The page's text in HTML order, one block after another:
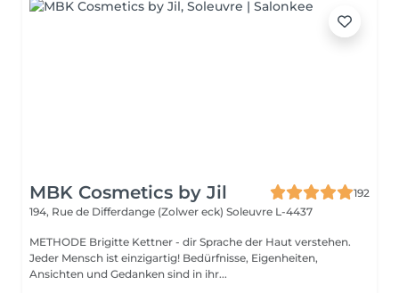
MBK Cosmetics by Jil
192
194, Rue de Differdange (Zolwer eck) Soleuvre L-4437
METHODE Brigitte Kettner - dir Sprache der Haut verstehen.
Jeder Mensch ist einzigartig! Bedürfnisse, Eigenheiten,
Ansichten und Gedanken sind in ihr...